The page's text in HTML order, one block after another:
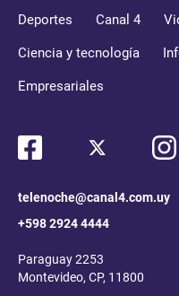
Deportes Canal 4
Ciencia y tecnología
Empresariales
telenoche@canal4.com.uy
+598 2924 4444
Paraguay 2253
Montevideo, CP, 11800